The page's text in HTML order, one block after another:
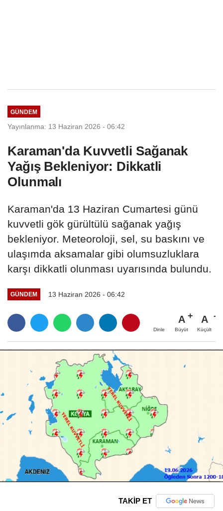
GÜNDEM
Yayınlanma: 13 Haziran 2026 - 06:42
Karaman'da Kuvvetli Sağanak
Yağış Bekleniyor: Dikkatli
Olunmalı
Karaman'da 13 Haziran Cumartesi günü
kuvvetli gök gürültülü sağanak yağış
bekleniyor. Meteoroloji, sel, su baskını ve
ulaşımda aksamalar gibi olumsuzluklara
karşı dikkatli olunması uyarısında bulundu.
GÜNDEM 13 Haziran 2026 - 06:42
Dinle
A
Büyüt
A
Küçült
TAKİP ET